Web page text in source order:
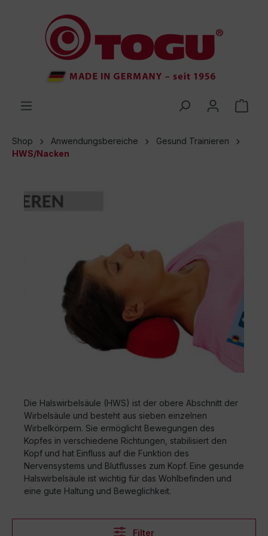
springen
Shop Anwendungsbereiche
Gesund Trainieren
HWS/Nacken
Die Halswirbelsäule (HWS) ist der obere Abschnitt der
Wirbelsäule und besteht aus sieben einzelnen
Wirbelkörpern. Sie ermöglicht Bewegungen des
Kopfes in verschiedene Richtungen, stabilisiert den
Kopf und hat Einfluss auf die Funktion des
Nervensystems und Blutflusses zum Kopf. Eine gesunde
Halswirbelsäule ist wichtig für das Wohlbefinden und
eine gute Haltung und Beweglichkeit.
Filter